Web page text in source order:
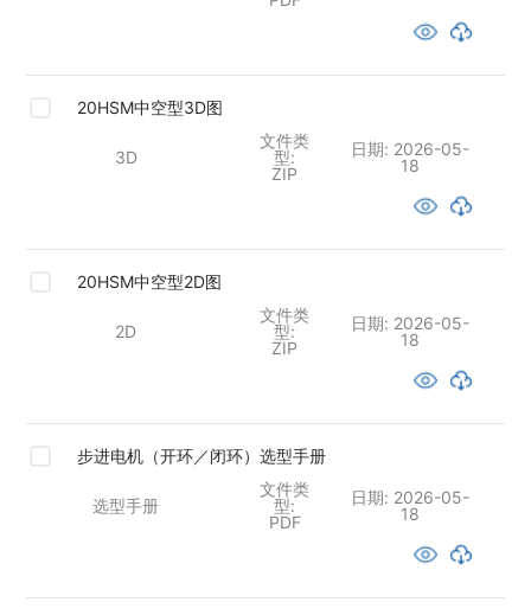
20HSM中空型3D图
3D
文件类
型:
ZIP
日期: 2026-05-
18
20HSM中空型2D图
2D
文件类
型:
ZIP
日期: 2026-05-
18
步进电机（开环／闭环）选型手册
选型手册
文件类
型:
PDF
日期: 2026-05-
18